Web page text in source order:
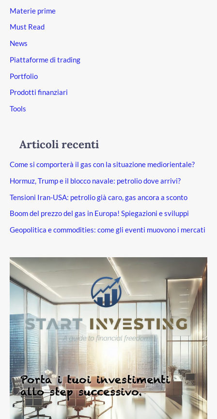
Materie prime
Must Read
News
Piattaforme di trading
Portfolio
Prodotti finanziari
Tools
Articoli recenti
Come si comporterà il gas con la situazione mediorientale?
Hormuz, Trump e il blocco navale: petrolio dove arrivi?
Tensioni Iran-USA: petrolio già caro, gas ancora a sconto
Boom del prezzo del gas in Europa! Spiegazioni e sviluppi
Geopolitica e commodities: come gli eventi muovono i mercati